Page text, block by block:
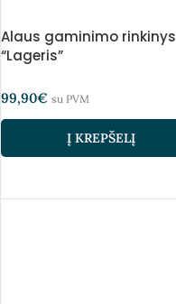
Alaus gaminimo rinkinys
“Lageris”
99,90€ su PVM
Į KREPŠELĮ